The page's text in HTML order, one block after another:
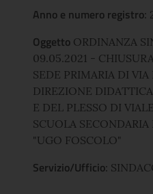
Anno e numero registro:
Oggetto ORDINANZA
09.05.2021 -
SEDE PRIMARIA DI
DIREZIONE
E DEL PLESSO DI
SCUOLA
"UGO FOSCOLO"
Servizio/Ufficio: